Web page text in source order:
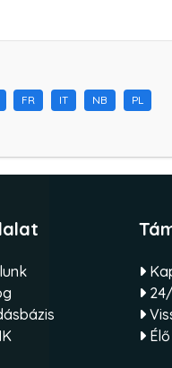
FR IT NB
PL
24/